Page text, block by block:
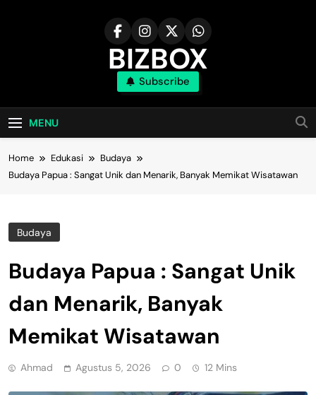
BIZBOX
Bizbox – Media Informasi Terkini
Subscribe
MENU
Home Edukasi
Budaya
Budaya Papua : Sangat Unik dan Menarik, Banyak Memikat Wisatawan
Budaya
Budaya Papua : Sangat Unik
dan Menarik, Banyak
Memikat Wisatawan
Ahmad Agustus 5, 2026 0 12 Mins